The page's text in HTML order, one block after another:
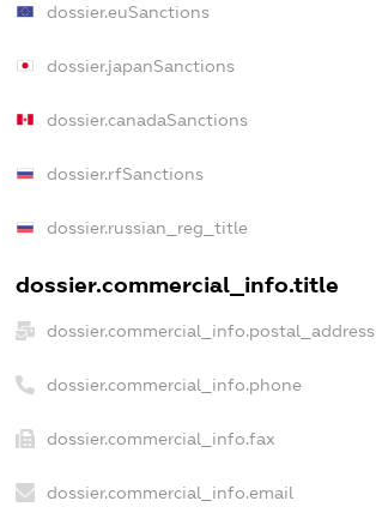
dossier.euSanctions
dossier.japanSanctions
dossier.canadaSanctions
dossier.rfSanctions
dossier.russian_reg_title
dossier.commercial_info.title
dossier.commercial_info.postal_address
dossier.commercial_info.phone
dossier.commercial_info.fax
dossier.commercial_info.email